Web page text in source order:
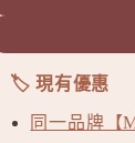
🏷️ 現有優惠
同一品牌【